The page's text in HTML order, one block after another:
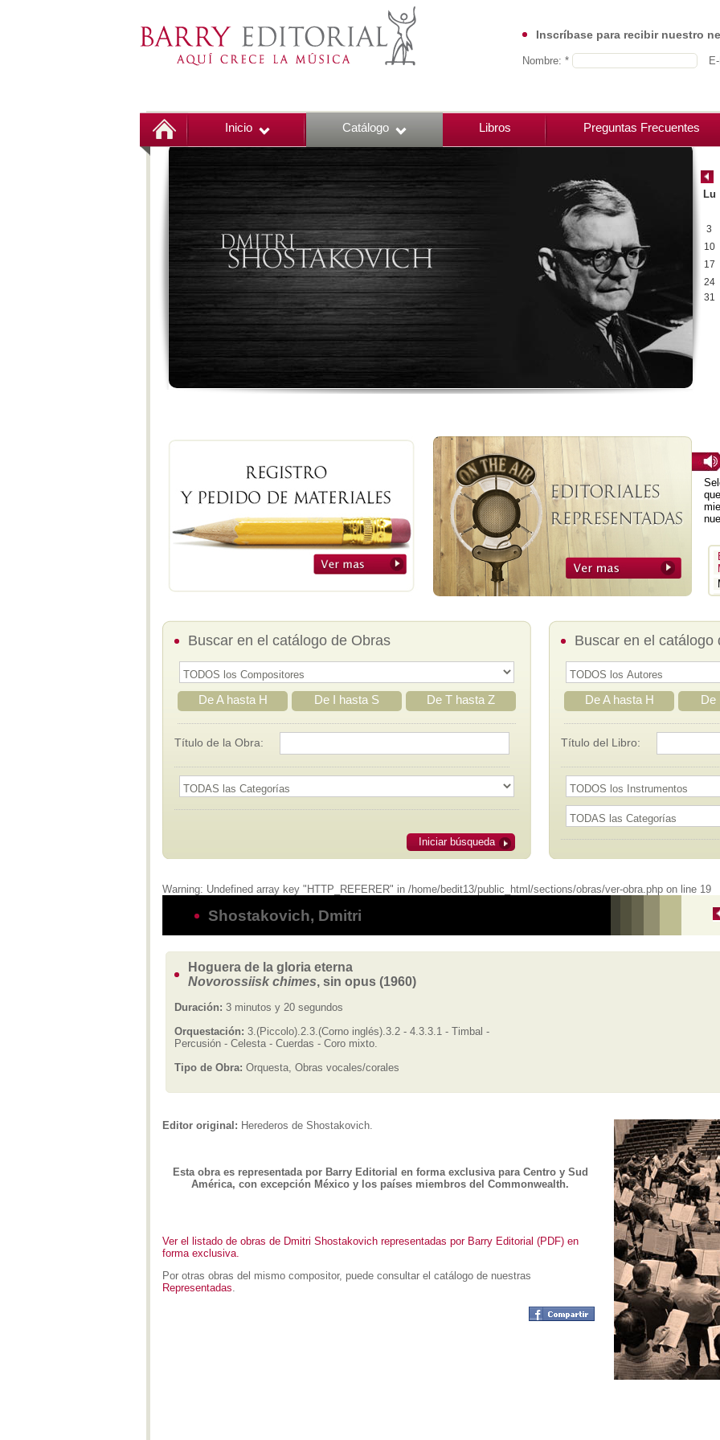
Inscríbase para recibir nuestro
Nombre: *
Inicio Catálogo Libros Preguntas Frecuentes
00:00
Lu
3
10
17
24
31
Buscar en el catálogo de Obras
De A hasta H De I hasta S De T hasta Z
Título de la Obra:
Iniciar búsqueda
Buscar en el catálogo
De A hasta H De
Título del Libro:
Warning: Undefined array key "HTTP_REFERER" in /home/bedit13/public_html/sections/obras/ver-obra.php on line 19
Shostakovich, Dmitri
Hoguera de la gloria eterna
Novorossiisk chimes, sin opus (1960)
Duración: 3 minutos y 20 segundos
Orquestación: 3.(Piccolo).2.3.(Corno inglés).3.2 - 4.3.3.1 - Timbal -
Percusión - Celesta - Cuerdas - Coro mixto.
Tipo de Obra: Orquesta, Obras vocales/corales
Editor original: Herederos de Shostakovich.
Esta obra es representada por Barry Editorial en forma exclusiva para Centro y Sud
América, con excepción México y los países miembros del Commonwealth.
Ver el listado de obras de Dmitri Shostakovich representadas por Barry Editorial (PDF) en
forma exclusiva.
Por otras obras del mismo compositor, puede consultar el catálogo de nuestras
Representadas.